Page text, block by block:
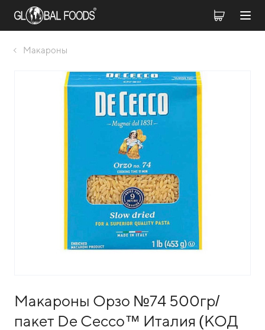
Макароны
Макароны Орзо №74 500гр/
пакет De Cecco™ Италия (КОД